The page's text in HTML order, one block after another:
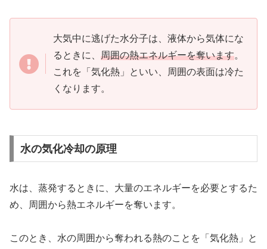
大気中に逃げた水分子は、液体から気体にな
るときに、 周囲の熱エネルギーを奪います。
これを「気化熱」といい、周囲の表面は冷た
くなります。
水の気化冷却の原理
水は、蒸発するときに、大量のエネルギーを必要とするた
め、周囲から熱エネルギーを奪います。
このとき、水の周囲から奪われる熱のことを「気化熱」と